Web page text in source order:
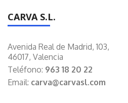
CARVA S.L.
Avenida Real de Madrid, 103,
46017, Valencia
Teléfono: 963 18 20 22
Email: carva@carvasl.com